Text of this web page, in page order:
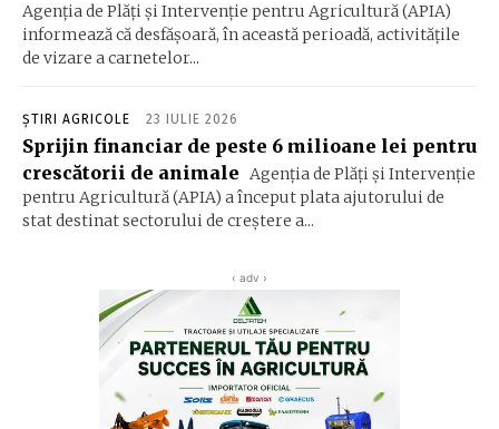
Agenția de Plăți și Intervenție pentru Agricultură (APIA)
informează că desfășoară, în această perioadă, activitățile
de vizare a carnetelor...
ȘTIRI AGRICOLE 23 IULIE 2026
Sprijin financiar de peste 6 milioane lei pentru
crescătorii de animale Agenția de Plăți și Intervenție
pentru Agricultură (APIA) a început plata ajutorului de
stat destinat sectorului de creștere a...
‹ adv ›